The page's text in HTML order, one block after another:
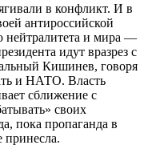
в конфликт. И в
антироссийской
нейтралитета и мира —
идут вразрез с
Кишинев, говоря
и НАТО. Власть
сближение с
своих
пока пропаганда в
принесла.